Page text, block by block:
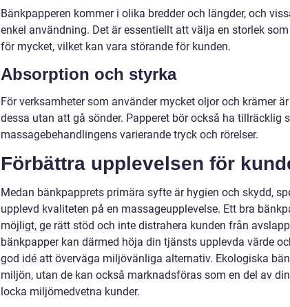
Bänkpapperen kommer i olika bredder och längder, och
enkel användning. Det är essentiellt att välja en storlek
för mycket, vilket kan vara störande för kunden.
Absorption och styrka
För verksamheter som använder mycket oljor och krämer
dessa utan att gå sönder. Papperet bör också ha tillräcklig
massagebehandlingens varierande tryck och rörelser.
Förbättra upplevelsen för
Medan bänkpapprets primära syfte är hygien och skydd,
upplevd kvaliteten på en massageupplevelse. Ett bra
möjligt, ge rätt stöd och inte distrahera kunden från
bänkpapper kan därmed höja din tjänsts upplevda värde
god idé att överväga miljövänliga alternativ. Ekologiska
miljön, utan de kan också marknadsföras som en del av
locka miljömedvetna kunder.